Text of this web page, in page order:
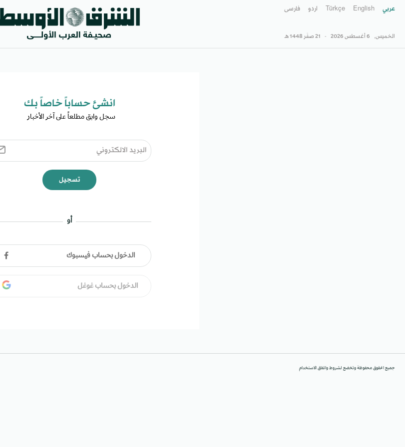
عربي English
Türkçe اردو فارسى
الخميس, 6 أغسطس 2026 - 21 صفَر 1448 هـ
انشئ حساباً خاصاً بك​
سجل وابق مطلعاً على آخر الأخبار ​
تسجيل
أو
الدخول بحساب فيسبوك
الدخول بحساب غوغل
جميع الحقوق محفوظة وتخضع لشروط واتفاق الاستخدام